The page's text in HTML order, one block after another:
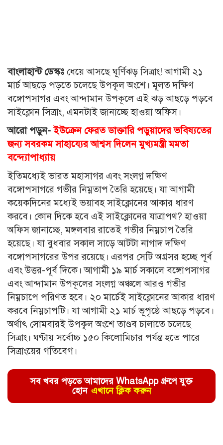
বাংলাহান্ট ডেস্কঃ ধেয়ে আসছে ঘূর্ণিঝড় সিত্রাং! আগামী ২১
মার্চ আছড়ে পড়তে চলেছে উপকূল অংশে। মূলত দক্ষিণ
বঙ্গোপসাগর এবং আন্দামান উপকূলে এই ঝড় আছড়ে পড়বে
সাইক্লোন সিত্রাং, এমনটাই জানাচ্ছে হাওয়া অফিস।
আরো পড়ুন- ইউক্রেন ফেরত ডাক্তারি পড়ুয়াদের ভবিষ্যতের
জন্য সবরকম সাহায্যের আশ্বস দিলেন মুখ্যমন্ত্রী মমতা
বন্দ্যোপাধ্যায়
ইতিমধ্যেই ভারত মহাসাগর এবং সংলগ্ন দক্ষিণ
বঙ্গোপসাগরে গভীর নিম্নতাপ তৈরি হয়েছে। যা আগামী
কয়েকদিনের মধ্যেই ভয়াবহ সাইক্লোনের আকার ধারণ
করবে। কোন দিকে হবে এই সাইক্লোনের যাত্রাপথ? হাওয়া
অফিস জানাচ্ছে, মঙ্গলবার রাতেই গভীর নিম্নচাপ তৈরি
হয়েছে। যা বুধবার সকাল সাড়ে আটটা নাগাদ দক্ষিণ
বঙ্গোপসাগরের উপর রয়েছে। এরপর সেটি অগ্রসর হচ্ছে পূর্ব
এবং উত্তর-পূর্ব দিকে। আগামী ১৯ মার্চ সকালে বঙ্গোপসাগর
এবং আন্দামান উপকূলের সংলগ্ন অঞ্চলে আরও গভীর
নিম্নচাপে পরিণত হবে। ২০ মার্চেই সাইক্লোনের আকার ধারণ
করবে নিম্নচাপটি। যা আগামী ২১ মার্চ ভূপৃষ্ঠে আছড়ে পড়বে।
অর্থাৎ সোমবারই উপকূল অংশে তাণ্ডব চালাতে চলেছে
সিত্রাং। ঘণ্টায় সর্বোচ্চ ১৫০ কিলোমিচার পর্যন্ত হতে পারে
সিত্রাংয়ের গতিবেগ।
সব খবর পড়তে আমাদের WhatsApp গ্রুপে যুক্ত
হোন এখানে ক্লিক করুন